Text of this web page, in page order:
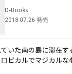
D-Books
2018.07.26 発売
いた南の島に滞在
ピカルでマジカル